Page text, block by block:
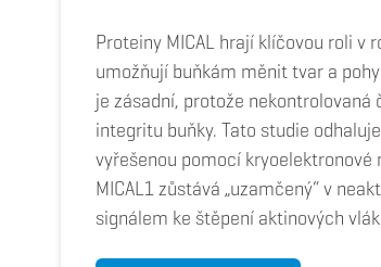
Proteiny MICAL hrají klíčovou roli v
umožňují buňkám měnit tvar a
je zásadní, protože
integritu buňky. Tato studie
vyřešenou pomocí
MICAL1 zůstává „uzamčený“ v
signálem ke štěpení aktinových